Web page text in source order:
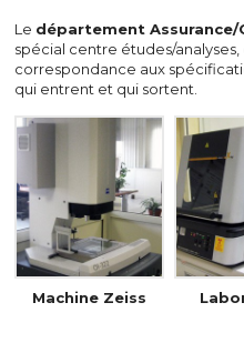
Le département
spécial centre études/
correspondance aux
qui entrent et qui sortent.
Machine Zeiss